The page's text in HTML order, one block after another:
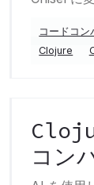
コードコン
Clojure
コン